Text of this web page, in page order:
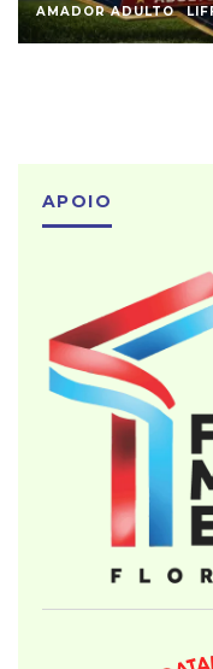
AMADOR ADULTO
APOIO